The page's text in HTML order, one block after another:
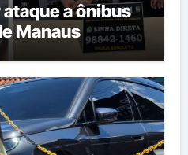
a ônibus
Manaus